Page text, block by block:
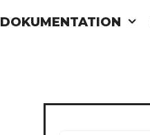
DOKUMENTATION